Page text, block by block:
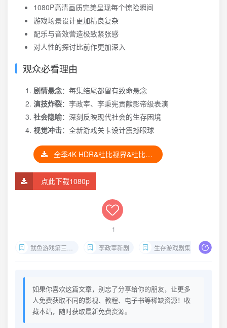
1080P高清画质完美呈现每个惊险瞬间
游戏场景设计更加精良复杂
配乐与音效营造极致紧张感
对人性的探讨比前作更加深入
观众必看理由
剧情悬念：每集结尾都留有致命悬念
演技炸裂：李政宰、李秉宪贡献影帝级表演
社会隐喻：深刻反映现代社会的生存困境
视觉冲击：全新游戏关卡设计震撼眼球
全季4K HDR&杜比视界&杜比全景声
点此下载1080p
1
鱿鱼游戏第三季下载 李政宰新剧 生存游戏剧集
如果你喜欢这篇文章，别忘了分享给你的朋友，让更多
人免费获取不同的影视、教程、电子书等稀缺资源！收
藏本站，随时获取最新免费资源。